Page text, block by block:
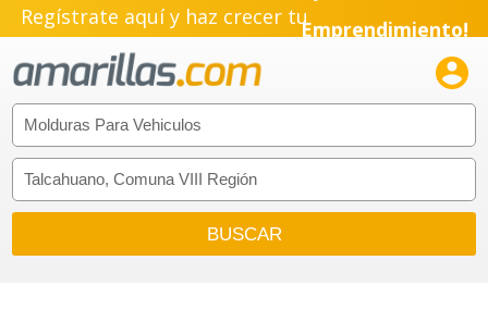
Regístrate aquí y haz crecer tuEmprendimiento!
